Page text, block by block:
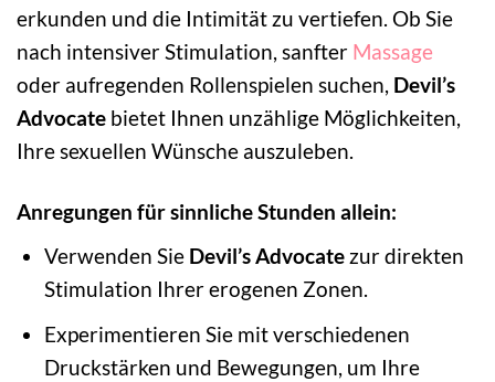
erkunden und die Intimität zu vertiefen. Ob Sie
nach intensiver Stimulation, sanfter Massage
oder aufregenden Rollenspielen suchen, Devil’s
Advocate bietet Ihnen unzählige Möglichkeiten,
Ihre sexuellen Wünsche auszuleben.
Anregungen für sinnliche Stunden allein:
Verwenden Sie Devil’s Advocatezur direkten
Stimulation Ihrer erogenen Zonen.
Experimentieren Sie mit verschiedenen
Druckstärken und Bewegungen, um Ihre